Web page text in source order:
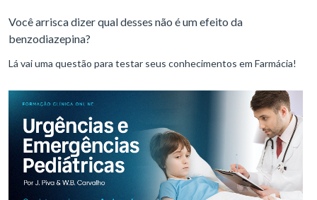
Você arrisca dizer qual desses não é um efeito da
benzodiazepina?
Lá vai uma questão para testar seus conhecimentos em Farmácia!